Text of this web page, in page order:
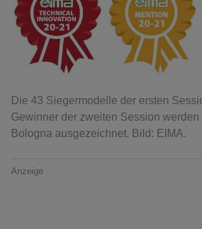
Die 43 Siegermodelle der ersten
Gewinner der zweiten Session werden
Bologna ausgezeichnet. Bild: EIMA.
Anzeige